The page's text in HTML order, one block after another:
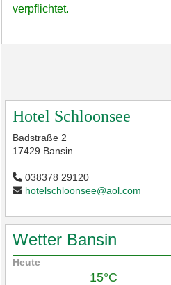
verpflichtet.
Hotel Schloonsee
Badstraße 2
17429 Bansin
038378 29120
hotelschloonsee@aol.com
Wetter Bansin
Heute
15°C